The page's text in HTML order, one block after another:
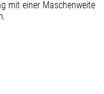
mit einer Maschenweite